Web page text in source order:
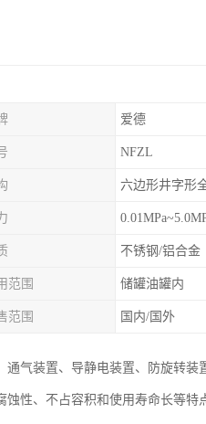
爱德
NFZL
六边形井字形
不锈钢/铝合金
范围 储罐油罐内
范围 国内/国外
气装置、导静电装置、防旋转装
性、不占容积和使用寿命长等特